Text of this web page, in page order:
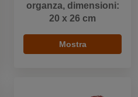
organza, dimensioni:
20 x 26 cm
Mostra